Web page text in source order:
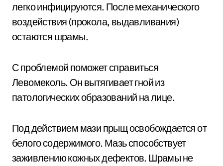
легко инфицируются. После механического
воздействия (прокола, выдавливания)
остаются шрамы.
С проблемой поможет справиться
Левомеколь. Он вытягивает гной из
патологических образований на лице.
Под действием мази прыщ освобождается от
белого содержимого. Мазь способствует
заживлению кожных дефектов. Шрамы не